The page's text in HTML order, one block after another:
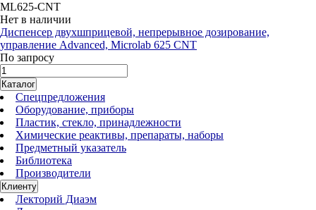
ML625-CNT
Нет в наличии
Диспенсер двухшприцевой, непрерывное дозирование,
управление Advanced, Microlab 625 CNT
По запросу
Каталог
Спецпредложения
Оборудование, приборы
Пластик, стекло, принадлежности
Химические реактивы, препараты, наборы
Предметный указатель
Библиотека
Производители
Клиенту
Лекторий Диаэм